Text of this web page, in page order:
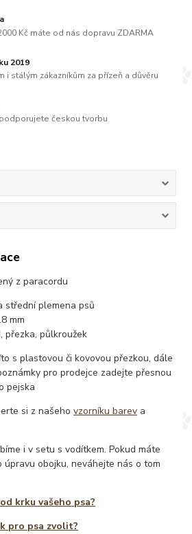
Kč máte od nás dopravu ZDARMA
2019
i stálým zákazníkům za přízeň a důvěru
českou tvorbu
z paracordu
střední plemena psů
mm
přezka, půlkroužek
s plastovou či kovovou přezkou, dále
pro prodejce zadejte přesnou
pejska
si z našehovzorníku barev a
i v setu s vodítkem. Pokud máte
úpravu obojku, neváhejte nás o tom
krku vašeho psa?
pro psa zvolit?